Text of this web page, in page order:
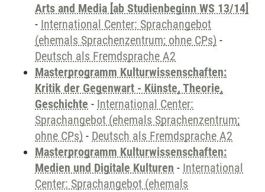
Arts and Media [ab Studienbeginn WS 13/14]
- International Center: Sprachangebot
(ehemals Sprachenzentrum; ohne CPs) -
Deutsch als Fremdsprache A2
Masterprogramm Kulturwissenschaften:
Kritik der Gegenwart - Künste, Theorie,
Geschichte - International Center:
Sprachangebot (ehemals Sprachenzentrum;
ohne CPs) - Deutsch als Fremdsprache A2
Masterprogramm Kulturwissenschaften:
Medien und Digitale Kulturen - International
Center: Sprachangebot (ehemals